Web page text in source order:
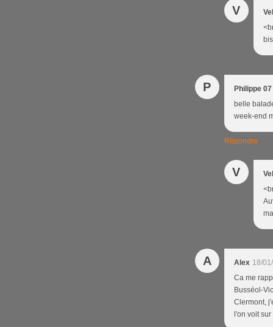
V
P
Philippe 07
belle
week-end
Répondre
V
A Alex 18/
Ca me
Busséol-
Clermont,
l'on voit